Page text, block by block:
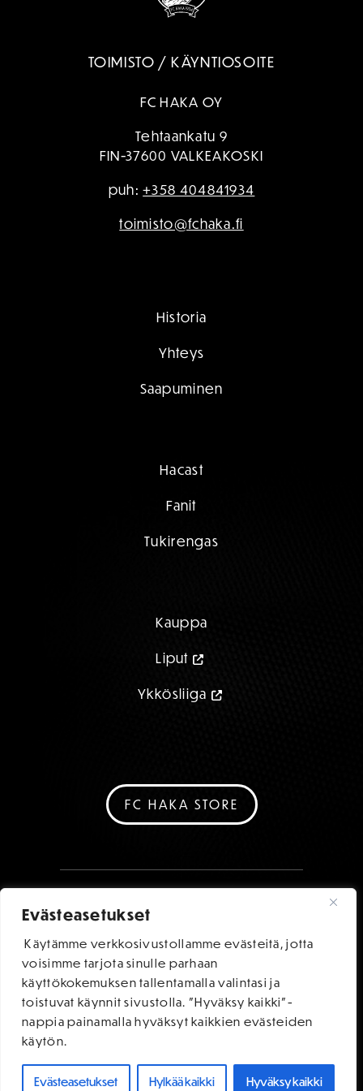
Evästeasetukset
Käytämme verkkosivustollamme evästeitä, jotta
voisimme tarjota sinulle parhaan
käyttökokemuksen tallentamalla valintasi ja
toistuvat käynnit sivustolla. "Hyväksy kaikki"-
nappia painamalla hyväksyt kaikkien evästeiden
käytön.
Evästeasetukset Hylkää kaikki Hyväksy kaikki
TOIMISTO / KÄYNTIOSOITE
FC HAKA OY
Tehtaankatu 9
FIN-37600 VALKEAKOSKI
puh:+358 404841934
toimisto@fchaka.fi
Historia
Yhteys
Saapuminen
Hacast
Fanit
Tukirengas
Kauppa
Liput
Ykkösliiga
FC HAKA STORE